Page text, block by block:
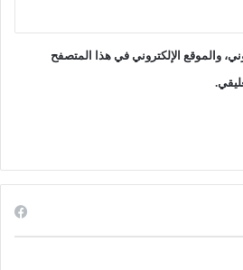
والموقع الإلكتروني في هذا المتصفح